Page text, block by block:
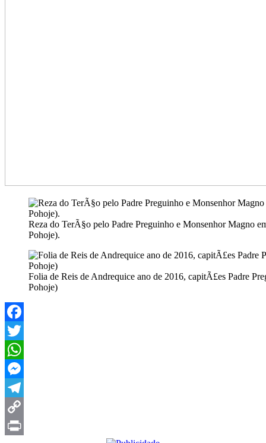
Reza do TerÃ§o pelo Padre Preguinho e Monsenhor Magno
Pohoje).
Folia de Reis de Andrequice ano de 2016, capitÃ£es Padre
Pohoje)
Facebook
Twitter
WhatsApp
Messenger
Telegram
Copy